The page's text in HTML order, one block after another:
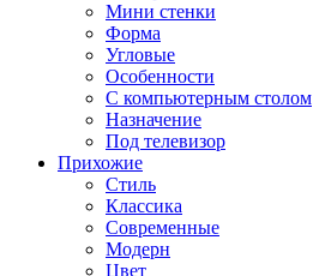
Мини стенки
Форма
Угловые
Особенности
С компьютерным столом
Назначение
Под телевизор
Прихожие
Стиль
Классика
Современные
Модерн
Цвет